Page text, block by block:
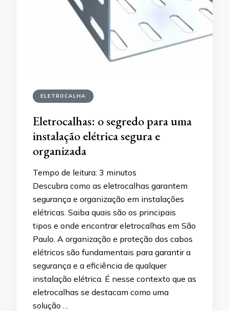
ELETROCALHA
Eletrocalhas: o segredo para uma
instalação elétrica segura e
organizada
Tempo de leitura: 3 minutos
Descubra como as eletrocalhas garantem
segurança e organização em instalações
elétricas. Saiba quais são os principais
tipos e onde encontrar eletrocalhas em São
Paulo. A organização e proteção dos cabos
elétricos são fundamentais para garantir a
segurança e a eficiência de qualquer
instalação elétrica. É nesse contexto que as
eletrocalhas se destacam como uma
solução …